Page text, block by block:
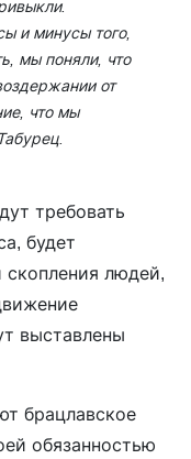
и минусы того,
мы поняли, что
от
что мы
требовать
будет
скопления людей,
выставлены
брацлавское
обязанностью